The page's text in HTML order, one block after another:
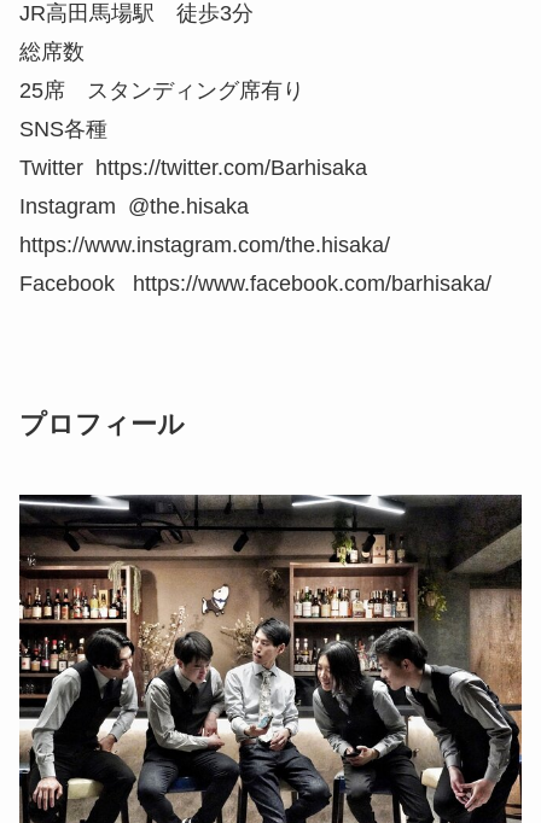
JR高田馬場駅 徒歩3分
総席数
25席 スタンディング席有り
SNS各種
Twitter https://twitter.com/Barhisaka
Instagram @the.hisaka
https://www.instagram.com/the.hisaka/
Facebook https://www.facebook.com/barhisaka/
プロフィール